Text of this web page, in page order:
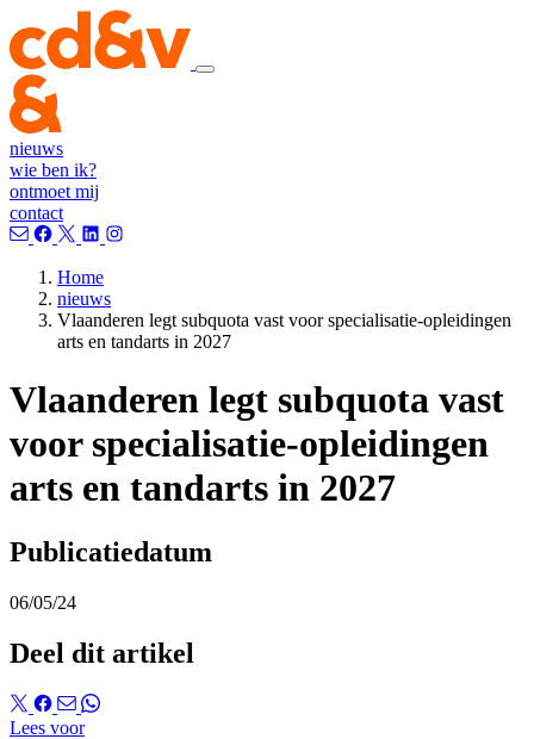
nieuws
wie ben ik?
ontmoet mij
contact
Home
nieuws
Vlaanderen legt subquota vast voor specialisatie-opleidingen
arts en tandarts in 2027
Vlaanderen legt subquota vast
voor specialisatie-opleidingen
arts en tandarts in 2027
Publicatiedatum
06/05/24
Deel dit artikel
Lees voor